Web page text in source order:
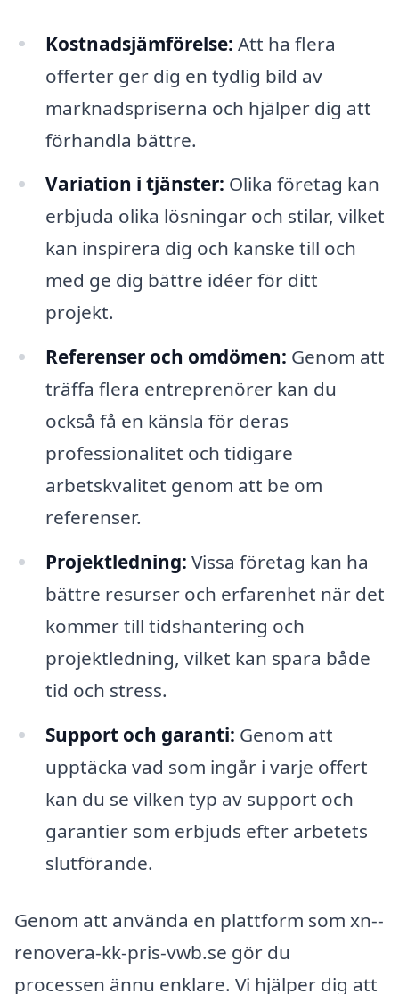
Kostnadsjämförelse: Att ha flera
offerter ger dig en tydlig bild av
marknadspriserna och hjälper dig att
förhandla bättre.
Variation i tjänster: Olika företag kan
erbjuda olika lösningar och stilar, vilket
kan inspirera dig och kanske till och
med ge dig bättre idéer för ditt
projekt.
Referenser och omdömen: Genom att
träffa flera entreprenörer kan du
också få en känsla för deras
professionalitet och tidigare
arbetskvalitet genom att be om
referenser.
Projektledning: Vissa företag kan ha
bättre resurser och erfarenhet när det
kommer till tidshantering och
projektledning, vilket kan spara både
tid och stress.
Support och garanti: Genom att
upptäcka vad som ingår i varje offert
kan du se vilken typ av support och
garantier som erbjuds efter arbetets
slutförande.
Genom att använda en plattform som xn--
renovera-kk-pris-vwb.se gör du
processen ännu enklare. Vi hjälper dig att